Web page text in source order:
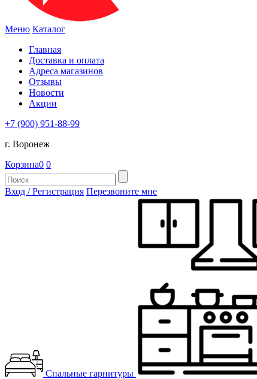
Меню Каталог
Главная
Доставка и оплата
Адреса магазинов
Отзывы
Новости
Акции
+7 (900) 951-88-99
г. Воронеж
Корзина0 0
Вход / Регистрация Перезвоните мне
Спальные гарнитуры